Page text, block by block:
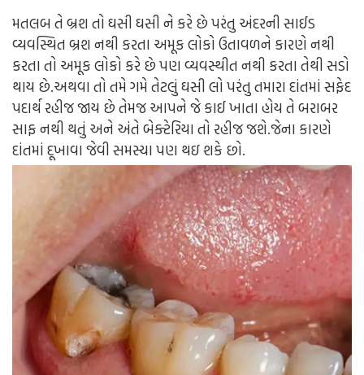
મતલબ તે બ્રશ તો ઘસી ઘસી ને કરે છે પરંતુ અંદરની સાઈડ
વ્યવસ્થિત બ્રશ નથી કરતા અમૂક લોકો ઉતાવળને કારણે નથી
કરતા તો અમૂક લોકો કરે છે પણ વ્યવસ્થીત નથી કરતા તેથી સડો
થાય છે.અથવા તો તમે ગમે તેટલું ઘસી લો પરંતુ તમારા દાંતમાં સફેદ
પદાર્થ રહીજ જાય છે તેમજ આપને જે કાઈ ખાતા હોય તે બરાબર
સાફ નથી થતું અને અંતે બેક્ટેરિયા તો રહીજ જશે.જેના કારણે
દાંતમાં દૂખાવા જેવી સમસ્યા પણ થઇ શકે છો.